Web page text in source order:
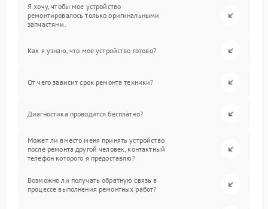
Я хочу, чтобы мое устройство
ремонтировалось только оригинальными
запчастями.
Как я узнаю, что мое устройство готово?
От чего зависит срок ремонта техники?
Диагностика проводится бесплатно?
Может ли вместо меня принять устройство
после ремонта другой человек, контактный
телефон которого я предоставлю?
Возможно ли получать обратную связь в
процессе выполнения ремонтных работ?